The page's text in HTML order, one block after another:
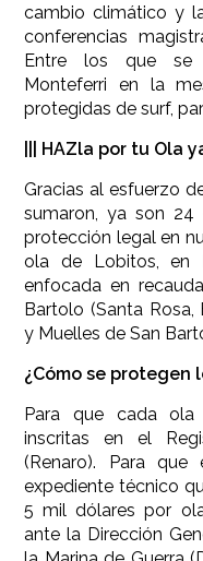
cambio climático y
conferencias
Entre los que se
Monteferri en la
protegidas de surf,
||| HAZla por tu Ola
Gracias al esfuerzo
sumaron, ya son
protección legal en
ola de Lobitos, en
enfocada en
Bartolo (Santa Rosa,
y Muelles de San
¿Cómo se protegen
Para que cada
inscritas en el
(Renaro). Para
expediente técnico
5 mil dólares por
ante la Dirección